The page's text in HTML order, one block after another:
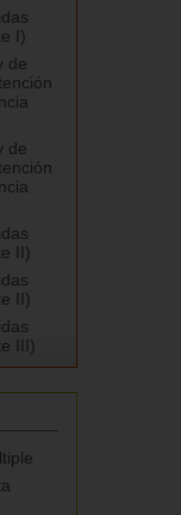
I)
de
de
II)
II)
III)